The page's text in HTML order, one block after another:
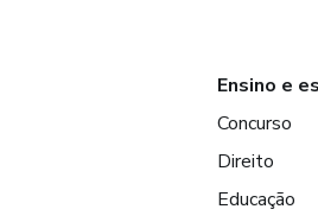
Ensino e
Concurso
Direito
Educação